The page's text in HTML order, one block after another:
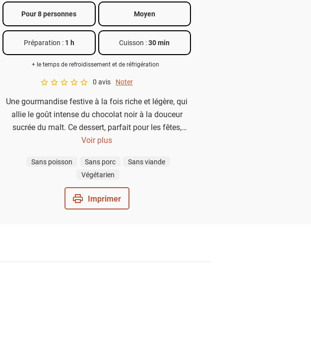
Pour 8 personnes Moyen
Préparation : 1 h Cuisson :30 min
+ le temps de refroidissement et de réfrigération
A star rating of 0 out of 5.
0 avis Noter
Une gourmandise festive à la fois riche et légère, qui
allie le goût intense du chocolat noir à la douceur
sucrée du malt. Ce dessert, parfait pour les fêtes,
surprendra vos invités par son onctuosité et sa touche
chocolat blanc, cette bûche ne manquera pas de
séduire les amateurs de saveurs chocolatées et
maltées !
Voir plus
Sans poisson Sans porc
Sans viande
Végétarien
Imprimer